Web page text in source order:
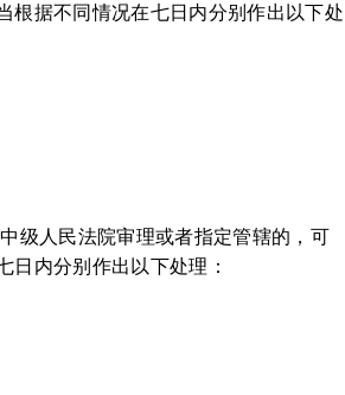
根据不同情况在七日内分别作出以下处
级人民法院审理或者指定管辖的，可
日内分别作出以下处理：